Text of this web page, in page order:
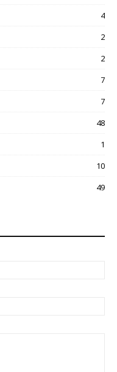
4
2
2
7
7
48
1
10
49